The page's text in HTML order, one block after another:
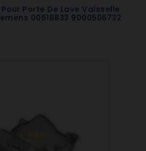
Porte De Lave Vaisselle
00618833 9000506732